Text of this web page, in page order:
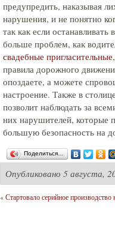
предупредить, наказывая
нарушения, и не понятно
так как если
больше проблем, как
свадебные пригласительные
правила дорожного
опоздаете, а можете
настроение. Также в
позволит наблюдать за
них нарушителей, которые
большую безопасность на
Поделиться…
Опубликовано 5 августа,
«Стартовало серийное